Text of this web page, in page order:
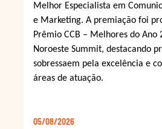
Melhor Especialista em
e Marketing. A premiação foi
Prêmio CCB – Melhores do Ano
Noroeste Summit, destacando
sobressaem pela excelência e
áreas de atuação.
05/08/2026